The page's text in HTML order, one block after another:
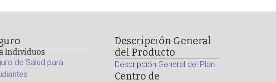
Individuos
de Salud para
Descripción General
del Producto
Descripción General del Plan
Centro de